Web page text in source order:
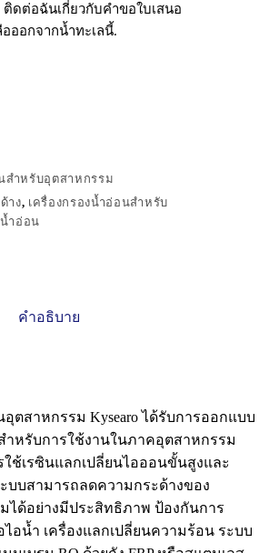
ติดต่อฉันเกี่ยวกับคำขอใบเสนอ
ออกจากน้ำทะเลนี้.
ำหรับอุตสาหกรรม
าง, เครื่องกรองน้ำอ่อนสำหรับ
ำอ่อน
คำอธิบาย
ตสาหกรรม Kysearo ได้รับการออกแบบ
ำหรับการใช้งานในภาคอุตสาหกรรม
ช้เรซินแลกเปลี่ยนไอออนขั้นสูงและ
บบสามารถลดความกระด้างของ
ได้อย่างมีประสิทธิภาพ ป้องกันการ
อน้ำ เครื่องแลกเปลี่ยนความร้อน ระบบ